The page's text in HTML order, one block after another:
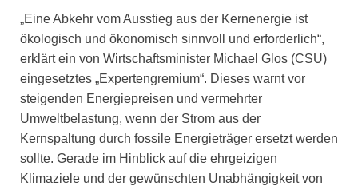
„Eine Abkehr vom Ausstieg aus der Kernenergie ist
ökologisch und ökonomisch sinnvoll und erforderlich“,
erklärt ein von Wirtschaftsminister Michael Glos (CSU)
eingesetztes „Expertengremium“. Dieses warnt vor
steigenden Energiepreisen und vermehrter
Umweltbelastung, wenn der Strom aus der
Kernspaltung durch fossile Energieträger ersetzt werden
sollte. Gerade im Hinblick auf die ehrgeizigen
Klimaziele und der gewünschten Unabhängigkeit von